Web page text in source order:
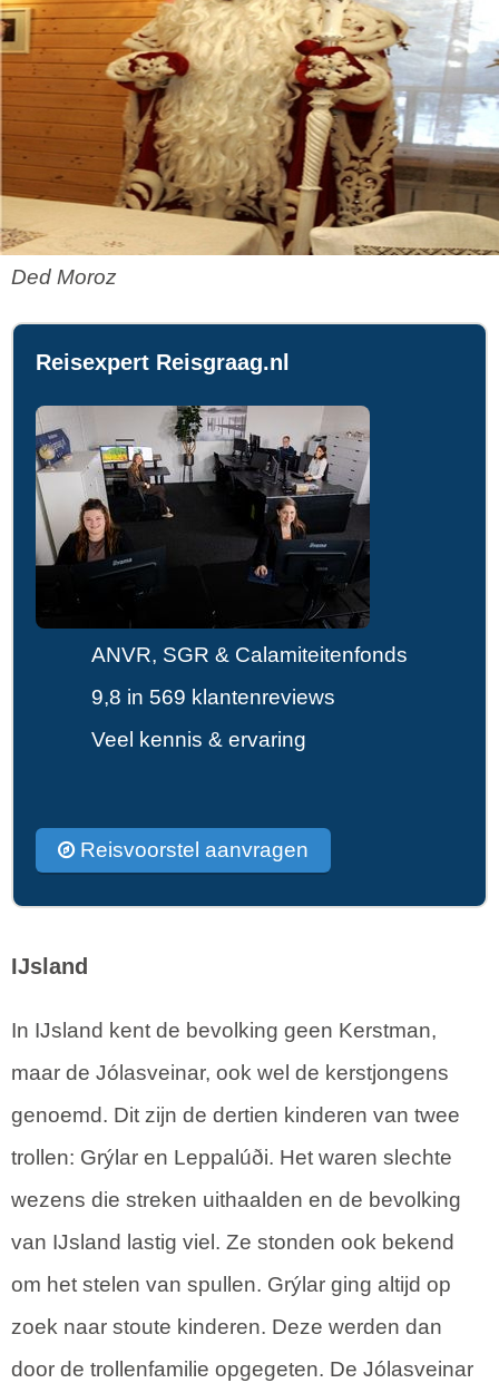
Ded Moroz
Reisexpert Reisgraag.nl
ANVR, SGR & Calamiteitenfonds
9,8 in 569 klantenreviews
Veel kennis & ervaring
Reisvoorstel aanvragen
IJsland
In IJsland kent de bevolking geen Kerstman,
maar de Jólasveinar, ook wel de kerstjongens
genoemd. Dit zijn de dertien kinderen van twee
trollen: Grýlar en Leppalúði. Het waren slechte
wezens die streken uithaalden en de bevolking
van IJsland lastig viel. Ze stonden ook bekend
om het stelen van spullen. Grýlar ging altijd op
zoek naar stoute kinderen. Deze werden dan
door de trollenfamilie opgegeten. De Jólasveinar